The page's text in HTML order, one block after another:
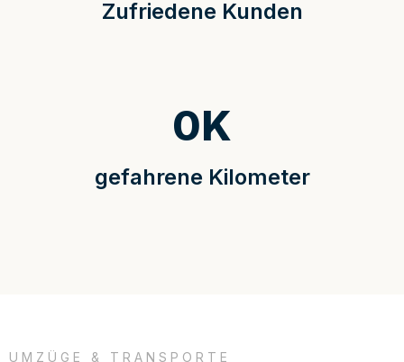
Zufriedene Kunden
gefahrene Kilometer
0K
UMZÜGE & TRANSPORTE